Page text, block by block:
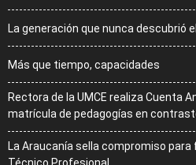
La generación que nunca descubrió
Más que tiempo, capacidades
Rectora de la UMCE realiza Cuenta
matrícula de pedagogías en
La Araucanía sella compromiso